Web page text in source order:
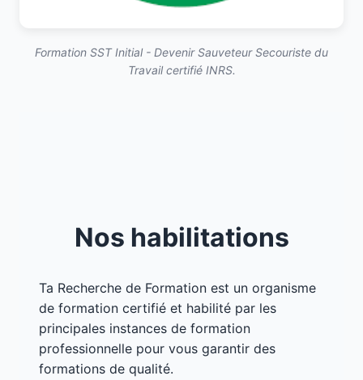
Formation SST Initial - Devenir Sauveteur Secouriste du
Travail certifié INRS.
Nos habilitations
Ta Recherche de Formation est un organisme
de formation certifié et habilité par les
principales instances de formation
professionnelle pour vous garantir des
formations de qualité.